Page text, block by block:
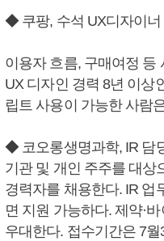
◆ 쿠팡, 수석 UX디자이너
이용자 흐름, 구매여정 등
UX 디자인 경력 8년 이상
립트 사용이 가능한 사람
◆ 코오롱생명과학, IR 담
기관 및 개인 주주를 대상
경력자를 채용한다. IR 업
면 지원 가능하다. 제약·
우대한다. 접수기간은 7